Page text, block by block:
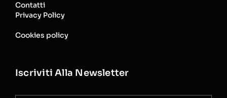
Contatti
Privacy Policy
Cookies policy
Iscriviti Alla Newsletter